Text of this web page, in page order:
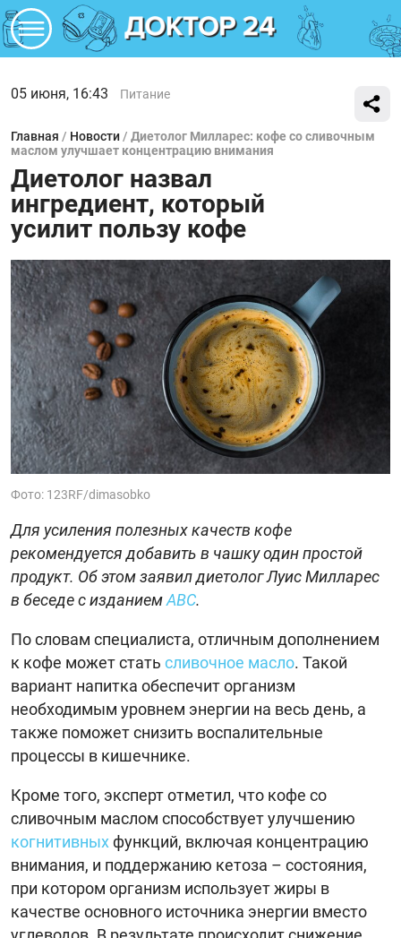
05 июня, 16:43 Питание
Главная / Новости / Диетолог Милларес: кофе со сливочным
маслом улучшает концентрацию внимания
Диетолог назвал
ингредиент, который
усилит пользу кофе
Фото: 123RF/dimasobko
Для усиления полезных качеств кофе
рекомендуется добавить в чашку один простой
продукт. Об этом заявил диетолог Луис Милларес
в беседе с изданиемABC.
По словам специалиста, отличным дополнением
к кофе может стать сливочное масло. Такой
вариант напитка обеспечит организм
необходимым уровнем энергии на весь день, а
также поможет снизить воспалительные
процессы в кишечнике.
Кроме того, эксперт отметил, что кофе со
сливочным маслом способствует улучшению
когнитивных функций, включая концентрацию
внимания, и поддержанию кетоза – состояния,
при котором организм использует жиры в
качестве основного источника энергии вместо